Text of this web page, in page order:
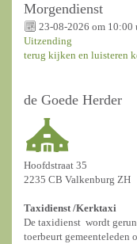
Morgendienst
23-08-2026 om 10:00
Uitzending
terug kijken en luisteren
de Goede Herder
Hoofdstraat 35
2235 CB Valkenburg ZH
Taxidienst /Kerktaxi
De taxidienst wordt
toerbeurt gemeenteleden